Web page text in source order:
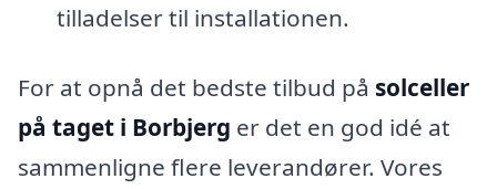
tilladelser til installationen.
For at opnå det bedste tilbud på solceller
på taget i Borbjerg er det en god idé at
sammenligne flere leverandører. Vores